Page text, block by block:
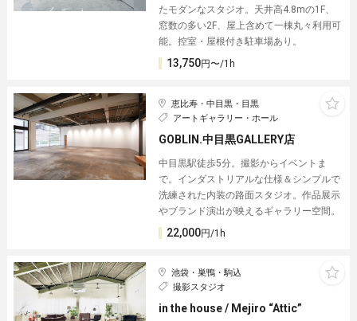
たモダンなスタジオ。天井高4.8mの1F、
窓数の多い2F、屋上含めて一棟丸々利用可
能。控室・屋根付き駐車場あり。
13,750円〜/1h
恵比寿・中目黒・目黒
アートギャラリー・ホール
GOBLIN.中目黒GALLERY店
中目黒駅徒歩5分。撮影からイベントま
で。インダストリアルな仕様＆シンプルで
洗練された内装の路面スタジオ。作品展示
やブランド演出が映えるギャラリー空間。
22,000円/1h
池袋・巣鴨・駒込
撮影スタジオ
in the house / Mejiro “Attic”